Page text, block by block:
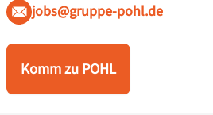
jobs@gruppe-pohl.de
Komm zu POHL